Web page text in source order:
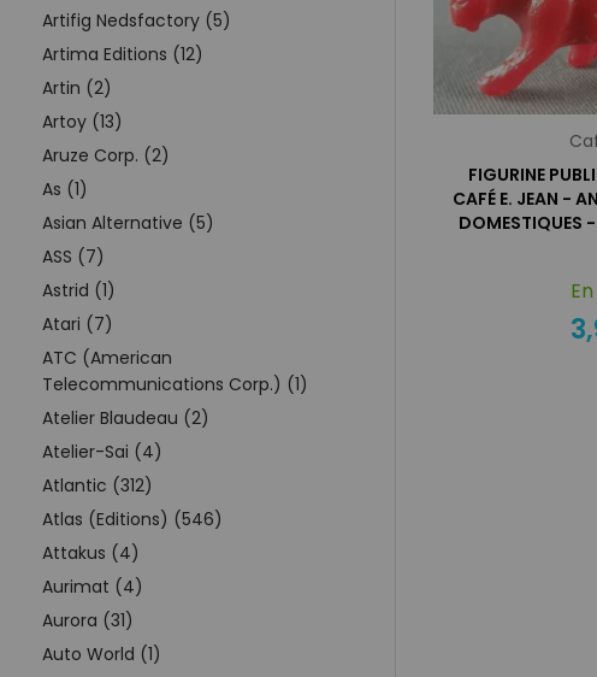
Artifig Nedsfactory (5)
Artima Editions (12)
Artin (2)
Artoy (13)
Aruze Corp. (2)
As (1)
Asian Alternative (5)
ASS (7)
Astrid (1)
Atari (7)
ATC (American
Telecommunications Corp.) (1)
Atelier Blaudeau (2)
Atelier-Sai (4)
Atlantic (312)
Atlas (Editions) (546)
Attakus (4)
Aurimat (4)
Aurora (31)
Auto World (1)
FIGURINE
CAFÉ E. JEAN -
DOMESTIQUES